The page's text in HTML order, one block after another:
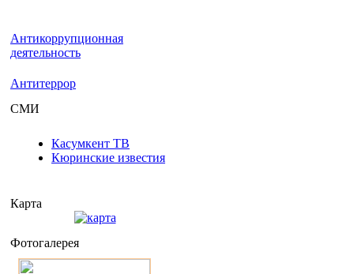
Антикоррупционная
деятельность
Антитеррор
СМИ
Касумкент ТВ
Кюринские известия
Карта
Фотогалерея